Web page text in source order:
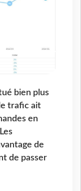
bien plus
trafic ait
en
de
de passer